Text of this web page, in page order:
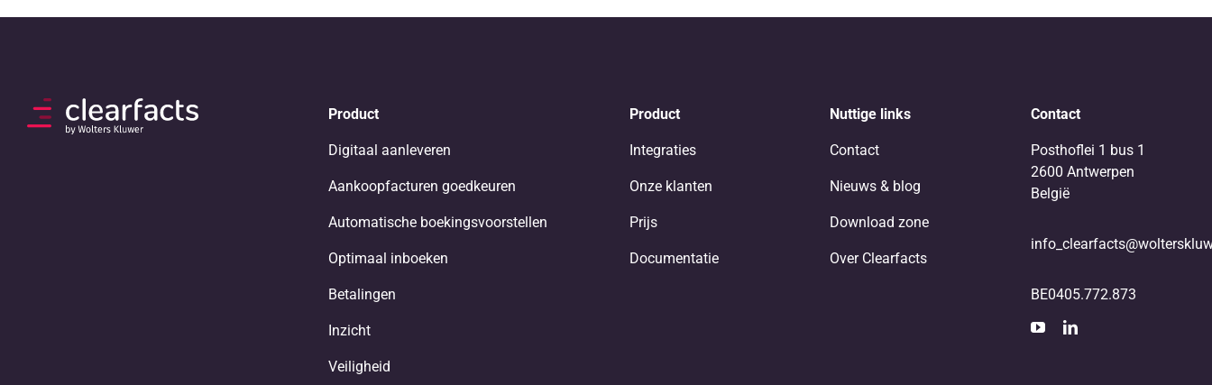
Product
Digitaal aanleveren
Aankoopfacturen goedkeuren
Automatische boekingsvoorstellen
Optimaal inboeken
Betalingen
Inzicht
Veiligheid
Product
Integraties
Onze klanten
Prijs
Documentatie
Nuttige links
Contact
Nieuws & blog
Download zone
Over Clearfacts
Contact
Posthoflei 1 bus 1
2600 Antwerpen
België
BE0405.772.873